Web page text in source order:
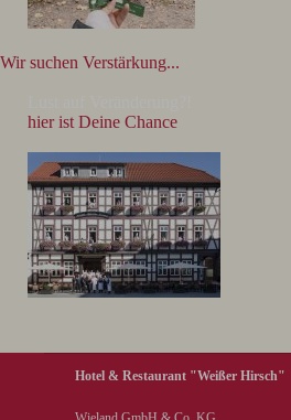
Wir suchen Verstärkung...
hier ist Deine Chance
Hotel & Restaurant "Weißer Hirsch"